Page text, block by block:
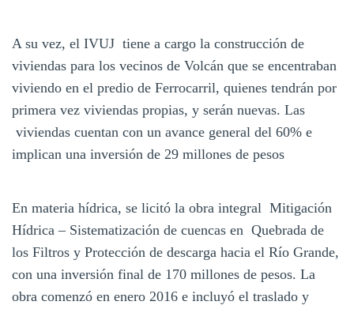
A su vez, el IVUJ tiene a cargo la construcción de
viviendas para los vecinos de Volcán que se encentraban
viviendo en el predio de Ferrocarril, quienes tendrán por
primera vez viviendas propias, y serán nuevas. Las
viviendas cuentan con un avance general del 60% e
implican una inversión de 29 millones de pesos
En materia hídrica, se licitó la obra integral Mitigación
Hídrica – Sistematización de cuencas en Quebrada de
los Filtros y Protección de descarga hacia el Río Grande,
con una inversión final de 170 millones de pesos. La
obra comenzó en enero 2016 e incluyó el traslado y